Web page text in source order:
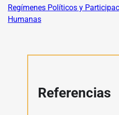
Regímenes Políticos y
Humanas
Referencias